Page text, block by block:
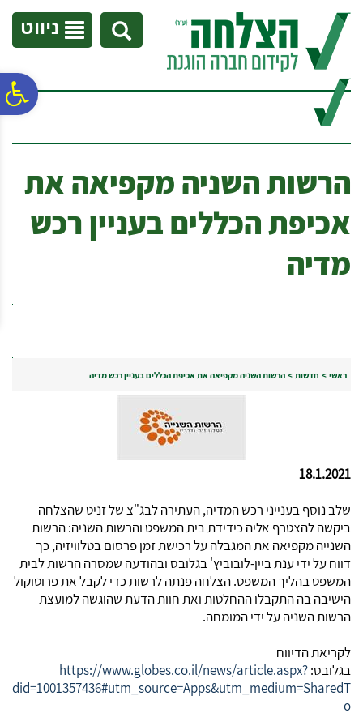
נגישות
אתר
המרכזי
ניווט
הרשות השניה מקפיאה את
אכיפת הכללים בעניין רכש
מדיה
ראשי > חדשות > הרשות השניה מקפיאה את אכיפת הכללים בעניין רכש מדיה
18.1.2021
שלב נוסף בענייני רכש המדיה, העתירה לבג"צ של זניט שהצלחה
ביקשה להצטרף אליה כידידת בית המשפט והרשות השניה: הרשות
השנייה מקפיאה את המגבלה על רכישת זמן פרסום בטלוויזיה, כך
דווח על ידי ענת ביין-לובוביץ' בגלובס ובהודעה שמסרה הרשות לבית
המשפט בהליך המשפט. הצלחה פנתה לרשות כדי לקבל את פרוטוקול
הישיבה בה התקבלו ההחלטות ואת חוות הדעת שהוגשה למועצת
הרשות השניה על ידי המומחה.
לקריאת הדיווח
בגלובס:https://www.globes.co.il/news/article.aspx?
did=1001357436#utm_source=Apps&utm_medium=SharedT
o